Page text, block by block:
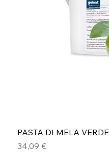
PASTA DI MELA VERDE
Prezzo
34,09 €